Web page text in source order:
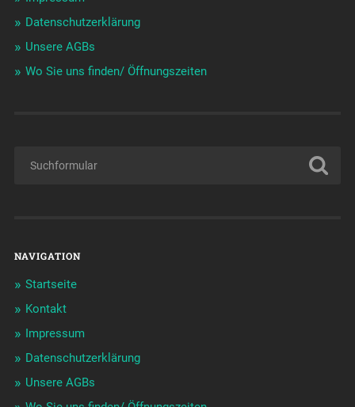
Datenschutzerklärung
Unsere AGBs
Wo Sie uns finden/ Öffnungszeiten
NAVIGATION
Startseite
Kontakt
Impressum
Datenschutzerklärung
Unsere AGBs